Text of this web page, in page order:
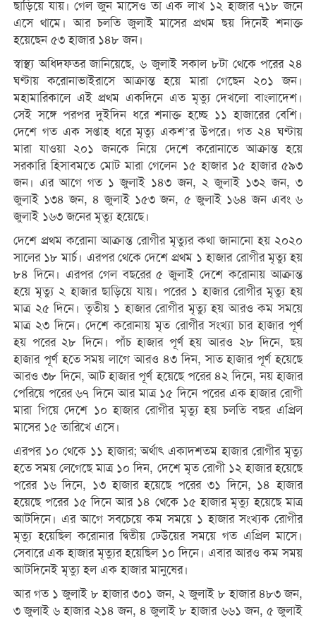
ছাড়িয়ে যায়। গেল জুন মাসেও তা এক লাখ ১২ হাজার ৭১৮ জনে
এসে থামে। আর চলতি জুলাই মাসের প্রথম ছয় দিনেই শনাক্ত
হয়েছেন ৫৩ হাজার ১৪৮ জন।
স্বাস্থ্য অধিদফতর জানিয়েছে, ৬ জুলাই সকাল ৮টা থেকে পরের ২৪
ঘণ্টায় করোনাভাইরাসে আক্রান্ত হয়ে মারা গেছেন ২০১ জন।
মহামারিকালে এই প্রথম একদিনে এত মৃত্যু দেখলো বাংলাদেশ।
সেই সঙ্গে পরপর দুইদিন ধরে শনাক্ত হচ্ছে ১১ হাজারের বেশি।
দেশে গত এক সপ্তাহ ধরে মৃত্যু একশ’র উপরে। গত ২৪ ঘণ্টায়
মারা যাওয়া ২০১ জনকে নিয়ে দেশে করোনাতে আক্রান্ত হয়ে
সরকারি হিসাবমতে মোট মারা গেলেন ১৫ হাজার ১৫ হাজার ৫৯৩
জন। এর আগে গত ১ জুলাই ১৪৩ জন, ২ জুলাই ১৩২ জন, ৩
জুলাই ১৩৪ জন, ৪ জুলাই ১৫৩ জন, ৫ জুলাই ১৬৪ জন এবং ৬
জুলাই ১৬৩ জনের মৃত্যু হয়েছে।
দেশে প্রথম করোনা আক্রান্ত রোগীর মৃত্যুর কথা জানানো হয় ২০২০
সালের ১৮ মার্চ। এরপর থেকে দেশে প্রথম ১ হাজার রোগীর মৃত্যু হয়
৮৪ দিনে। এরপর গেল বছরের ৫ জুলাই দেশে করোনায় আক্রান্ত
হয়ে মৃত্যু ২ হাজার ছাড়িয়ে যায়। পরের ১ হাজার রোগীর মৃত্যু হয়
মাত্র ২৫ দিনে। তৃতীয় ১ হাজার রোগীর মৃত্যু হয় আরও কম সময়ে
মাত্র ২৩ দিনে। দেশে করোনায় মৃত রোগীর সংখ্যা চার হাজার পূর্ণ
হয় পরের ২৮ দিনে। পাঁচ হাজার পূর্ণ হয় আরও ২৮ দিনে, ছয়
হাজার পূর্ণ হতে সময় লাগে আরও ৪৩ দিন, সাত হাজার পূর্ণ হয়েছে
আরও ৩৮ দিনে, আট হাজার পূর্ণ হয়েছে পরের ৪২ দিনে, নয় হাজার
পেরিয়ে পরের ৬৭ দিনে আর মাত্র ১৫ দিনে পরের এক হাজার রোগী
মারা গিয়ে দেশে ১০ হাজার রোগীর মৃত্যু হয় চলতি বছর এপ্রিল
মাসের ১৫ তারিখে এসে।
এরপর ১০ থেকে ১১ হাজার; অর্থাৎ একাদশতম হাজার রোগীর মৃত্যু
হতে সময় লেগেছে মাত্র ১০ দিন, দেশে মৃত রোগী ১২ হাজার হয়েছে
পরের ১৬ দিনে, ১৩ হাজার হয়েছে পরের ৩১ দিনে, ১৪ হাজার
হয়েছে পরের ১৫ দিনে আর ১৪ থেকে ১৫ হাজার মৃত্যু হয়েছে মাত্র
আটদিনে। এর আগে সবচেয়ে কম সময়ে ১ হাজার সংখ্যক রোগীর
মৃত্যু হয়েছিল করোনার দ্বিতীয় ঢেউয়ের সময়ে গত এপ্রিল মাসে।
সেবারে এক হাজার মৃত্যুর হয়েছিল ১০ দিনে। এবার আরও কম সময়
আটদিনেই মৃত্যু হল এক হাজার মানুষের।
আর গত ১ জুলাই ৮ হাজার ৩০১ জন, ২ জুলাই ৮ হাজার ৪৮৩ জন,
৩ জুলাই ৬ হাজার ২১৪ জন, ৪ জুলাই ৮ হাজার ৬৬১ জন, ৫ জুলাই